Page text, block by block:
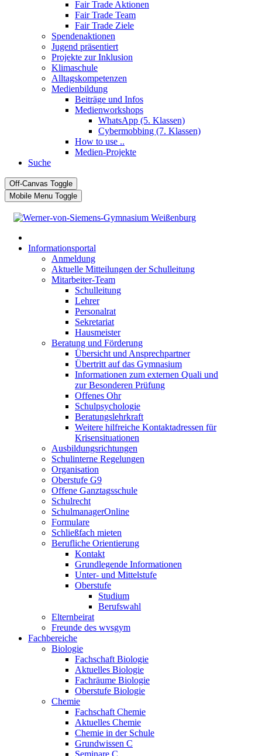
Fair Trade Aktionen
Fair Trade Team
Fair Trade Ziele
Spendenaktionen
Jugend präsentiert
Projekte zur Inklusion
Klimaschule
Alltagskompetenzen
Medienbildung
Beiträge und Infos
Medienworkshops
WhatsApp (5. Klassen)
Cybermobbing (7. Klassen)
How to use ..
Medien-Projekte
Suche
Off-Canvas Toggle
Mobile Menu Toggle
Informationsportal
Anmeldung
Aktuelle Mitteilungen der Schulleitung
Mitarbeiter-Team
Schulleitung
Lehrer
Personalrat
Sekretariat
Hausmeister
Beratung und Förderung
Übersicht und Ansprechpartner
Übertritt auf das Gymnasium
Informationen zum externen Quali und
zur Besonderen Prüfung
Offenes Ohr
Schulpsychologie
Beratungslehrkraft
Weitere hilfreiche Kontaktadressen für
Krisensituationen
Ausbildungsrichtungen
Schulinterne Regelungen
Organisation
Oberstufe G9
Offene Ganztagsschule
Schulrecht
SchulmanagerOnline
Formulare
Schließfach mieten
Berufliche Orientierung
Kontakt
Grundlegende Informationen
Unter- und Mittelstufe
Oberstufe
Studium
Berufswahl
Elternbeirat
Freunde des wvsgym
Fachbereiche
Biologie
Fachschaft Biologie
Aktuelles Biologie
Fachräume Biologie
Oberstufe Biologie
Chemie
Fachschaft Chemie
Aktuelles Chemie
Chemie in der Schule
Grundwissen C
Seminare C